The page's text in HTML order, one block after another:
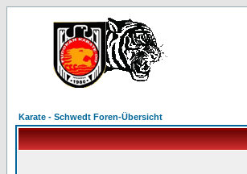
Karate - Schwedt Foren-Übersicht